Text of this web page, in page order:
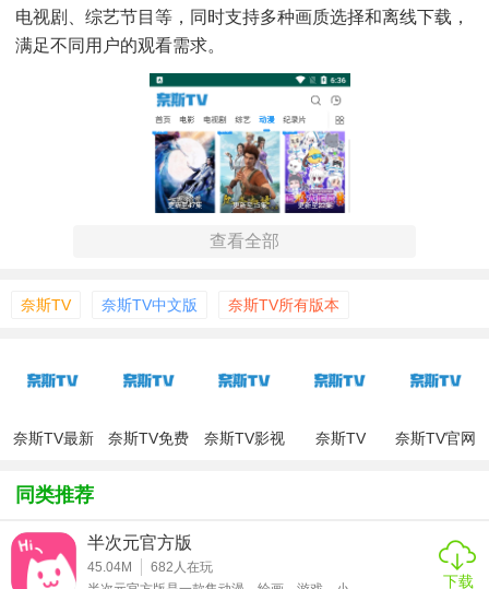
电视剧、综艺节目等，同时支持多种画质选择和离线下载，
满足不同用户的观看需求。
1. 快速搜索：通过首页的搜索框，可以快速找到想要观看的
节目。
2. 筛选与排序：利用筛选功能，根据个人喜好选择类型、地
查看全部
奈斯TV 奈斯TV中文版 奈斯TV所有版本
奈斯TV最新
奈斯TV免费
奈斯TV影视 奈斯TV
奈斯TV官网
同类推荐
半次元官方版
45.04M 682 人在玩
下载